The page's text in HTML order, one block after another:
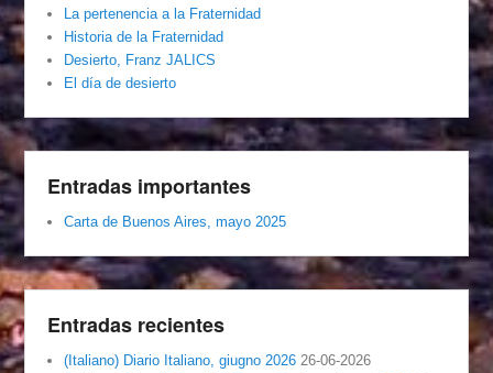
La pertenencia a la Fraternidad
Historia de la Fraternidad
Desierto, Franz JALICS
El día de desierto
Entradas importantes
Carta de Buenos Aires, mayo 2025
Entradas recientes
(Italiano) Diario Italiano, giugno 2026 26-06-2026